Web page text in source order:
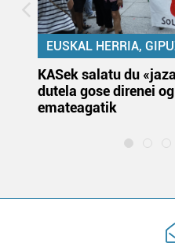
EUSKAL HERRIA,
KASek salatu du
dutela gose direnei
emateagatik